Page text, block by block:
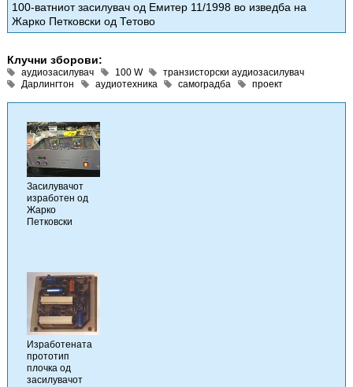
100-ватниот засилувач од Емитер 11/1998 во изведба на
Жарко Петковски од Тетово
Клучни зборови:
аудиозасилувач 100 W
транзисторски аудиозасилувач
Дарлингтон
аудиотехника самоградба проект
Засилувачот
изработен од
Жарко
Петковски
Изработената
прототип
плочка од
засилувачот